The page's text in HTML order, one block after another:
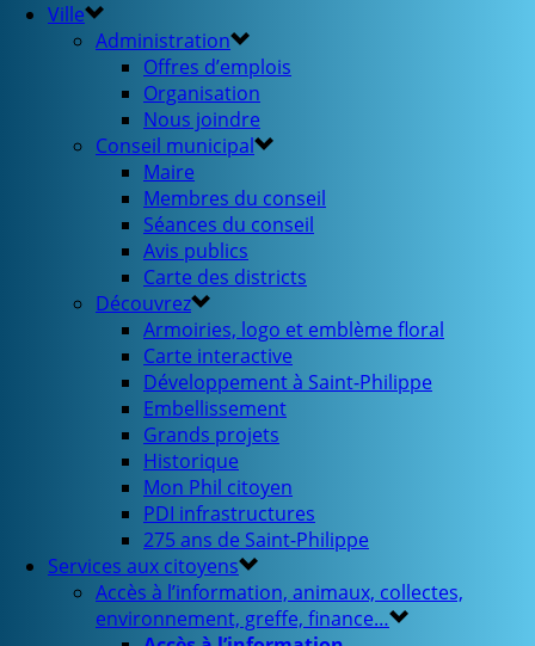
Ville
Administration
Offres d’emplois
Organisation
Nous joindre
Conseil municipal
Maire
Membres du conseil
Séances du conseil
Avis publics
Carte des districts
Découvrez
Armoiries, logo et emblème floral
Carte interactive
Développement à Saint-Philippe
Embellissement
Grands projets
Historique
Mon Phil citoyen
PDI infrastructures
275 ans de Saint-Philippe
Services aux citoyens
Accès à l’information, animaux, collectes,
environnement, greffe, finance…